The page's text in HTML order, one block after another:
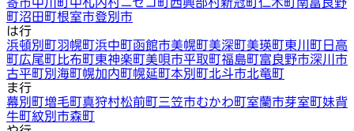
町沼田町根室市登別市
は行
浜頓別町羽幌町浜中町函館市美幌町美深町美瑛町東川町日高
町広尾町比布町東神楽町美唄市平取町福島町富良野市深川市
古平町別海町幌加内町幌延町本別町北斗市北竜町
ま行
幕別町増毛町真狩村松前町三笠市むかわ町室蘭市芽室町妹背
牛町紋別市森町